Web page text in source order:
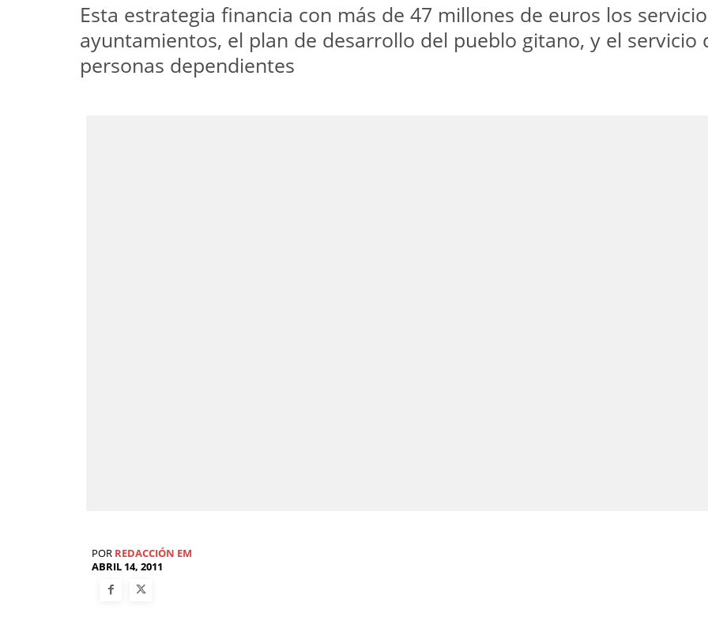
Esta estrategia financia con más de 47 millones de euros los
ayuntamientos, el plan de desarrollo del pueblo gitano, y el servicio
personas dependientes
POR REDACCIÓN EM
ABRIL 14, 2011